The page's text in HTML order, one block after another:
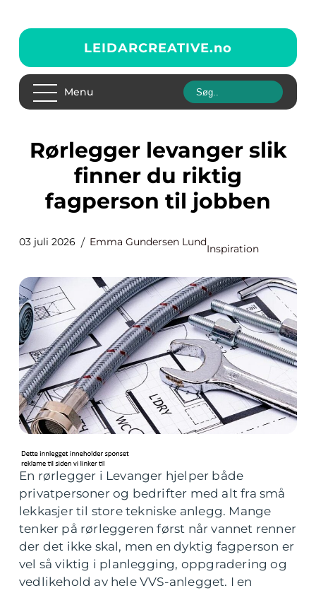
LEIDARCREATIVE.no
Menu
Rørlegger levanger slik
finner du riktig
fagperson til jobben
03 juli 2026 Emma Gundersen Lund
Inspiration
En rørlegger i Levanger hjelper både
privatpersoner og bedrifter med alt fra små
lekkasjer til store tekniske anlegg. Mange
tenker på rørleggeren først når vannet renner
der det ikke skal, men en dyktig fagperson er
vel så viktig i planlegging, oppgradering og
vedlikehold av hele VVS-anlegget. I en